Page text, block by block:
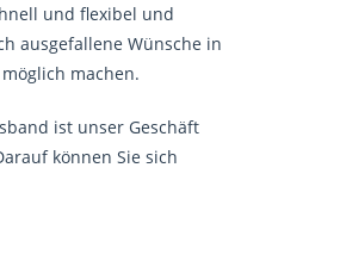
und flexibel und
ausgefallene Wünsche in
machen.
ist unser Geschäft
können Sie sich